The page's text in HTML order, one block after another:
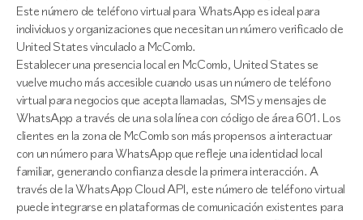
Este número de teléfono virtual para WhatsApp es ideal para
individuos y organizaciones que necesitan un número verificado de
United States vinculado a McComb.
Establecer una presencia local en McComb, United States se
vuelve mucho más accesible cuando usas un número de teléfono
virtual para negocios que acepta llamadas, SMS y mensajes de
WhatsApp a través de una sola línea con código de área 601. Los
clientes en la zona de McComb son más propensos a interactuar
con un número para WhatsApp que refleje una identidad local
familiar, generando confianza desde la primera interacción. A
través de la WhatsApp Cloud API, este número de teléfono virtual
puede integrarse en plataformas de comunicación existentes para